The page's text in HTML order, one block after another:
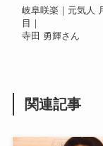
岐阜咲楽｜元気人
目｜
寺田 勇輝さん
関連記事